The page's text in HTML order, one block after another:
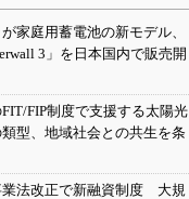
家庭用蓄電池の新モデル、
3」を日本国内で販売開
FIP制度で支援する太陽光
型、地域社会との共生を条
業法改正で新融資制度 大規